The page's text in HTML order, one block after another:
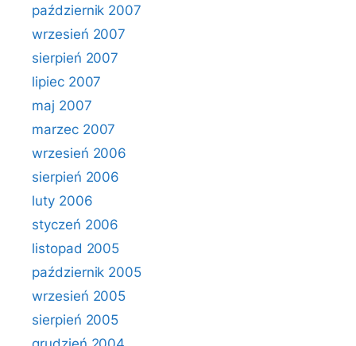
październik 2007
wrzesień 2007
sierpień 2007
lipiec 2007
maj 2007
marzec 2007
wrzesień 2006
sierpień 2006
luty 2006
styczeń 2006
listopad 2005
październik 2005
wrzesień 2005
sierpień 2005